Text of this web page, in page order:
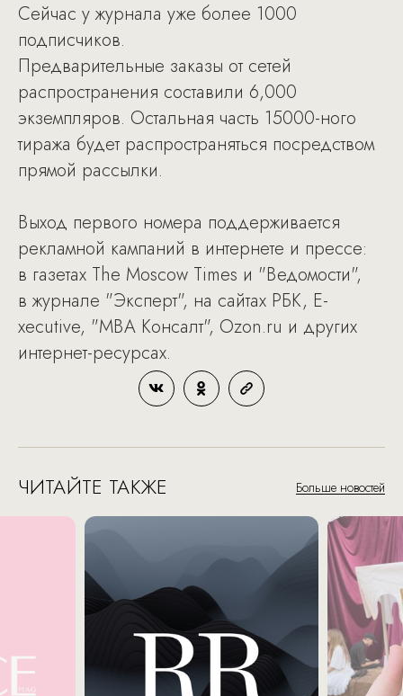
Сейчас у журнала уже более 1000
подписчиков.
Предварительные заказы от сетей
распространения составили 6,000
экземпляров. Остальная часть 15000-ного
тиража будет распространяться посредством
прямой рассылки.
Выход первого номера поддерживается
рекламной кампаний в интернете и прессе:
в газетах The Moscow Times и "Ведомости",
в журнале "Эксперт", на сайтах РБК, E-
xecutive, "МВА Консалт", Ozon.ru и других
интернет-ресурсах.
ЧИТАЙТЕ ТАКЖЕ Больше новостей